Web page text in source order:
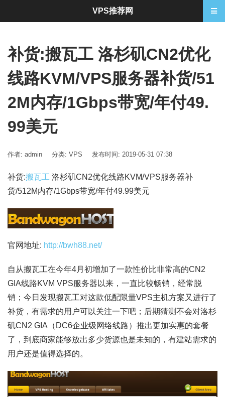
补货:搬瓦工 洛杉矶CN2优化
线路KVM/VPS服务器补货/51
2M内存/1Gbps带宽/年付49.
99美元
作者: admin 分类: VPS 发布时间: 2019-05-31 07:38
补货:搬瓦工 洛杉矶CN2优化线路KVM/VPS服务器补
货/512M内存/1Gbps带宽/年付49.99美元
官网地址: http://bwh88.net/
自从搬瓦工在今年4月初增加了一款性价比非常高的CN2
GIA线路KVM VPS服务器以来，一直比较畅销，经常脱
销；今日发现搬瓦工对这款低配限量VPS主机方案又进行了
补货，有需求的用户可以关注一下吧；后期猜测不会对洛杉
矶CN2 GIA（DC6企业级网络线路）推出更加实惠的套餐
了，到底商家能够放出多少货源也是未知的，有建站需求的
用户还是值得选择的。
VPS推荐网